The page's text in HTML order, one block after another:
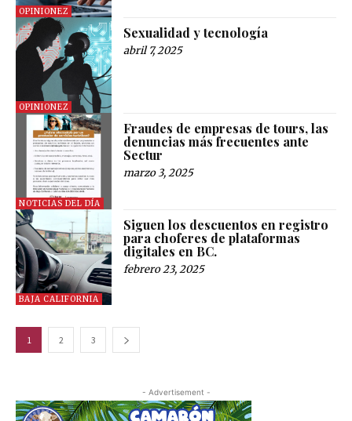
OPINIONEZ
OPINIONEZ
Sexualidad y tecnología
abril 7, 2025
NOTICIAS DEL DÍA
Fraudes de empresas de tours, las
denuncias más frecuentes ante
Sectur
marzo 3, 2025
BAJA CALIFORNIA
Siguen los descuentos en registro
para choferes de plataformas
digitales en BC.
febrero 23, 2025
1 2 3
- Advertisement -